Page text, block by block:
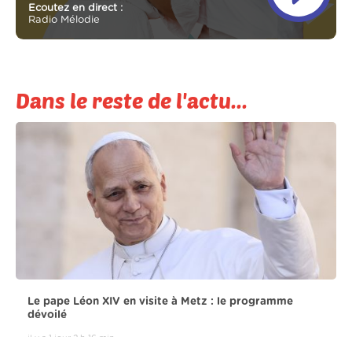
Ecoutez en direct :
Radio Mélodie
Dans le reste de l'actu...
Le pape Léon XIV en visite à Metz : le programme
dévoilé